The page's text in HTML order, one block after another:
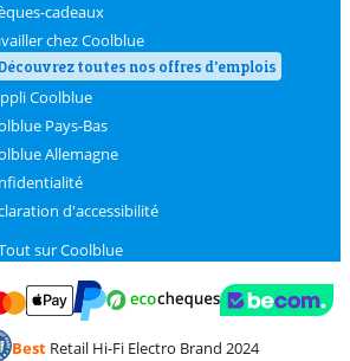
cadeaux
chez Coolblue
toutes nos offres d'emplois
Coolblue
Pays-Bas
Allemagne
d'accessibilité
sur Coolblue
et Visa via ClickToPay
Payer avec PayPal
BestRetail Hi-Fi Electro Brand 2024